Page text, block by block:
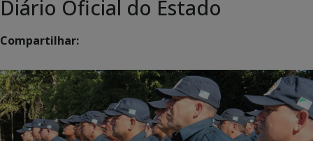
Diário Oficial do Estado
Compartilhar: